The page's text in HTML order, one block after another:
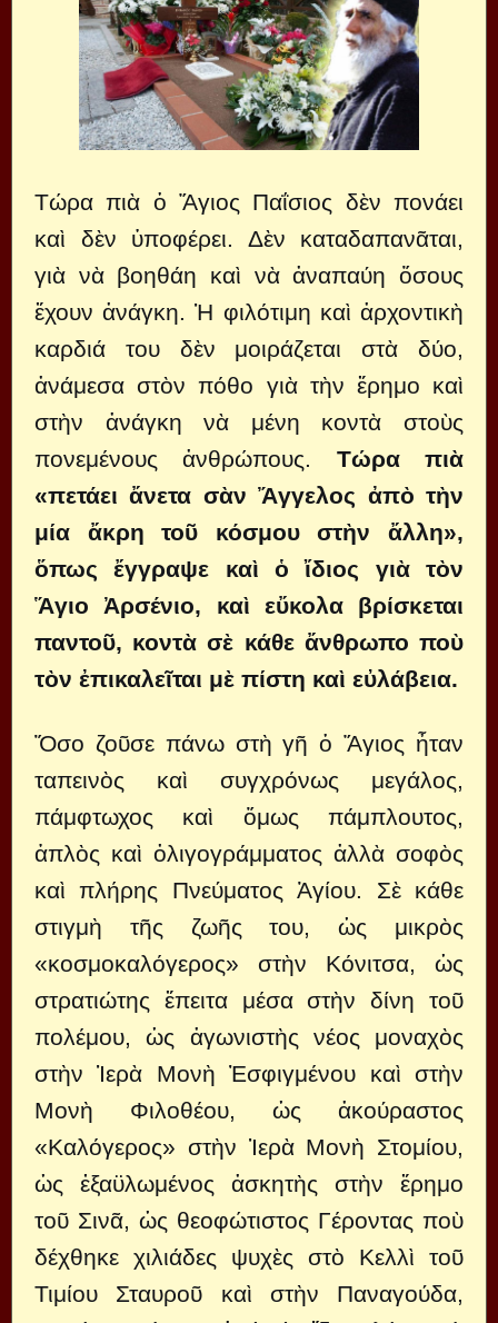
Τώρα πιὰ ὁ Ἅγιος Παΐσιος δὲν πονάει
καὶ δὲν ὑποφέρει. Δὲν καταδαπανᾶται,
γιὰ νὰ βοηθάη καὶ νὰ ἀναπαύη ὅσους
ἔχουν ἀνάγκη. Ἡ φιλότιμη καὶ ἀρχοντικὴ
καρδιά του δὲν μοιράζεται στὰ δύο,
ἀνάμεσα στὸν πόθο γιὰ τὴν ἔρημο καὶ
στὴν ἀνάγκη νὰ μένη κοντὰ στοὺς
πονεμένους ἀνθρώπους. Τώρα πιὰ
«πετάει ἄνετα σὰν Ἄγγελος ἀπὸ τὴν
μία ἄκρη τοῦ κόσμου στὴν ἄλλη»,
ὅπως ἔγγραψε καὶ ὁ ἴδιος γιὰ τὸν
Ἅγιο Ἀρσένιο, καὶ εὔκολα βρίσκεται
παντοῦ, κοντὰ σὲ κάθε ἄνθρωπο ποὺ
τὸν ἐπικαλεῖται μὲ πίστη καὶ εὐλάβεια.
Ὅσο ζοῦσε πάνω στὴ γῆ ὁ Ἅγιος ἦταν
ταπεινὸς καὶ συγχρόνως μεγάλος,
πάμφτωχος καὶ ὅμως πάμπλουτος,
ἁπλὸς καὶ ὀλιγογράμματος ἀλλὰ σοφὸς
καὶ πλήρης Πνεύματος Ἁγίου. Σὲ κάθε
στιγμὴ τῆς ζωῆς του, ὡς μικρὸς
«κοσμοκαλόγερος» στὴν Κόνιτσα, ὡς
στρατιώτης ἔπειτα μέσα στὴν δίνη τοῦ
πολέμου, ὡς ἀγωνιστὴς νέος μοναχὸς
στὴν Ἱερὰ Μονὴ Ἐσφιγμένου καὶ στὴν
Μονὴ Φιλοθέου, ὡς ἀκούραστος
«Καλόγερος» στὴν Ἱερὰ Μονὴ Στομίου,
ὡς ἐξαϋλωμένος ἀσκητὴς στὴν ἔρημο
τοῦ Σινᾶ, ὡς θεοφώτιστος Γέροντας ποὺ
δέχθηκε χιλιάδες ψυχὲς στὸ Κελλὶ τοῦ
Τιμίου Σταυροῦ καὶ στὴν Παναγούδα,